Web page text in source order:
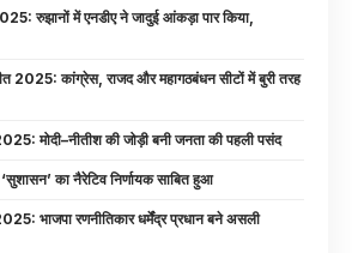
रुझानों में एनडीए ने जादुई आंकड़ा पार किया,
2025: कांग्रेस, राजद और महागठबंधन सीटों में बुरी तरह
मोदी–नीतीश की जोड़ी बनी जनता की पहली पसंद
का नैरेटिव निर्णायक साबित हुआ
भाजपा रणनीतिकार धर्मेंद्र प्रधान बने असली